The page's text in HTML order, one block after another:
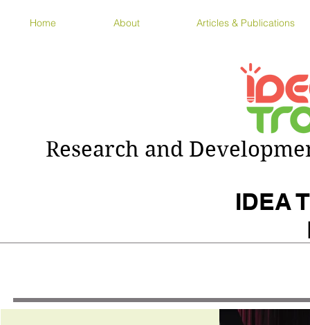
Home About Articles & Publications
Research and
IDEA